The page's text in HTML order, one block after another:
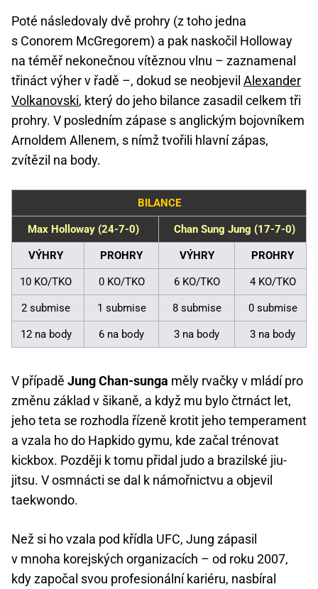
Poté následovaly dvě prohry (z toho jedna
s Conorem McGregorem) a pak naskočil Holloway
na téměř nekonečnou vítěznou vlnu – zaznamenal
třináct výher v řadě –, dokud se neobjevil Alexander
Volkanovski, který do jeho bilance zasadil celkem tři
prohry. V posledním zápase s anglickým bojovníkem
Arnoldem Allenem, s nímž tvořili hlavní zápas,
zvítězil na body.
BILANCE
Max Holloway (24-7-0) Chan Sung Jung (17-7-0)
VÝHRY PROHRY VÝHRY PROHRY
10 KO/TKO 0 KO/TKO 6 KO/TKO 4 KO/TKO
2 submise 1 submise 8 submise 0 submise
12 na body 6 na body 3 na body 3 na body
V případě Jung Chan-sunga měly rvačky v mládí pro
změnu základ v šikaně, a když mu bylo čtrnáct let,
jeho teta se rozhodla řízeně krotit jeho temperament
a vzala ho do Hapkido gymu, kde začal trénovat
kickbox. Později k tomu přidal judo a brazilské jiu-
jitsu. V osmnácti se dal k námořnictvu a objevil
taekwondo.
Než si ho vzala pod křídla UFC, Jung zápasil
v mnoha korejských organizacích – od roku 2007,
kdy započal svou profesionální kariéru, nasbíral